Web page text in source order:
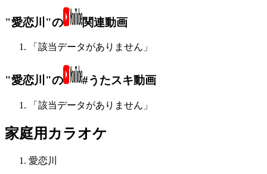
"愛恋川"の 関連動画
「該当データがありません」
"愛恋川"の #うたスキ動画
「該当データがありません」
家庭用カラオケ
愛恋川